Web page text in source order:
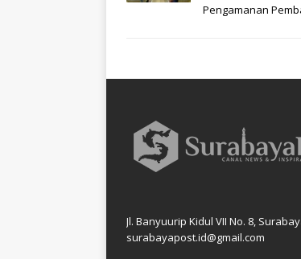
Pengamanan
Jl. Banyuurip Kidul VII No. 8,
surabayapost.id@gmail.com